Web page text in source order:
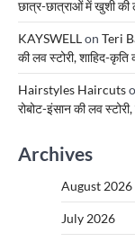
छात्र-छात्राओं में खुशी की
KAYSWELLon Teri
की लव स्टोरी, शाहिद-कृति
Hairstyles Haircuts
रोबोट-इंसान की लव
Archives
August 2026
July 2026